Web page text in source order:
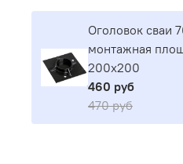
Оголовок сваи
монтажная
200х200
460 руб
470 руб